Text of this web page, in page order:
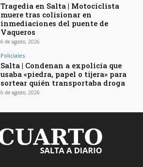
Tragedia en Salta | Motociclista
muere tras colisionar en
inmediaciones del puente de
Vaqueros
6 de agosto, 2026
Policiales
Salta | Condenan a expolicía que
usaba «piedra, papel o tijera» para
sortear quién transportaba droga
6 de agosto, 2026